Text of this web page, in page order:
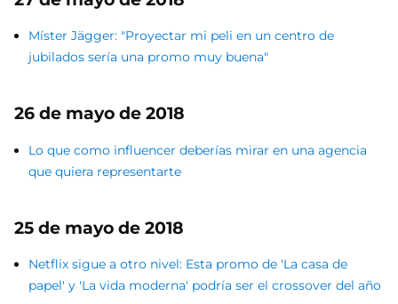
Míster Jägger: "Proyectar mi peli en un centro de
jubilados sería una promo muy buena"
26 de mayo de 2018
Lo que como influencer deberías mirar en una agencia
que quiera representarte
25 de mayo de 2018
Netflix sigue a otro nivel: Esta promo de 'La casa de
papel' y 'La vida moderna' podría ser el crossover del año